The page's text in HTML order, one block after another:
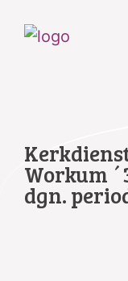
Workum
dgn.